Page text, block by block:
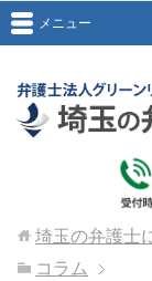
メニュー
埼玉の弁護士
コラム